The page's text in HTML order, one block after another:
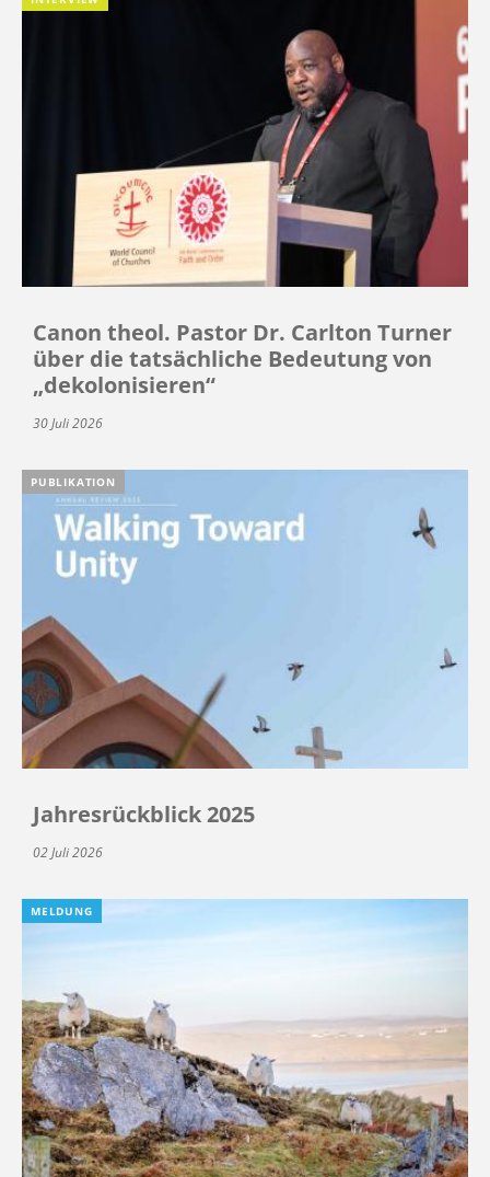
Canon theol. Pastor Dr. Carlton Turner
über die tatsächliche Bedeutung von
„dekolonisieren“
30 Juli 2026
PUBLIKATION
Jahresrückblick 2025
02 Juli 2026
MELDUNG